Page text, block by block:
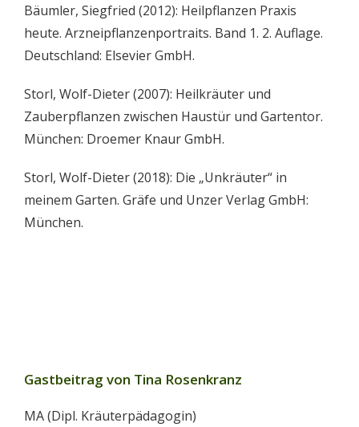
Bäumler, Siegfried (2012): Heilpflanzen Praxis
heute. Arzneipflanzenportraits. Band 1. 2. Auflage.
Deutschland: Elsevier GmbH.
Storl, Wolf-Dieter (2007): Heilkräuter und
Zauberpflanzen zwischen Haustür und Gartentor.
München: Droemer Knaur GmbH.
Storl, Wolf-Dieter (2018): Die „Unkräuter“ in
meinem Garten. Gräfe und Unzer Verlag GmbH:
München.
Gastbeitrag von Tina Rosenkranz
MA (Dipl. Kräuterpädagogin)